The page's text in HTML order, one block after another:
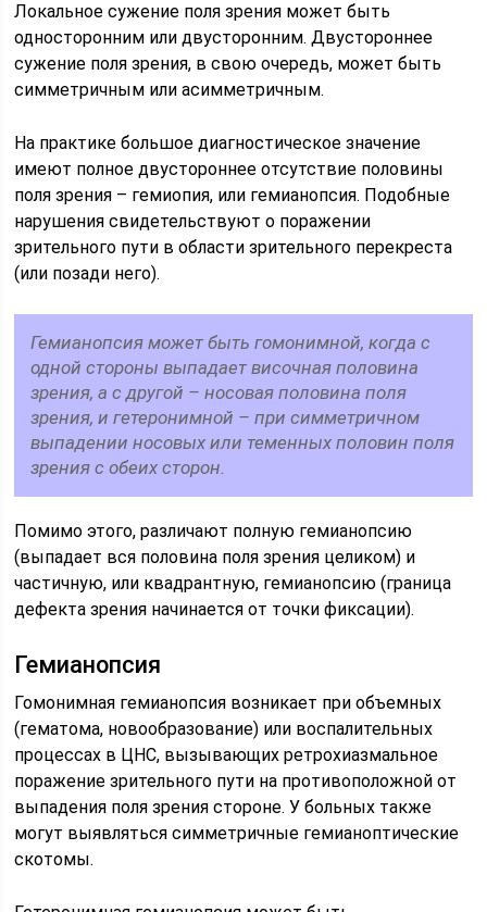
Локальное сужение поля зрения может быть
односторонним или двусторонним. Двустороннее
сужение поля зрения, в свою очередь, может быть
симметричным или асимметричным.
На практике большое диагностическое значение
имеют полное двустороннее отсутствие половины
поля зрения – гемиопия, или гемианопсия. Подобные
нарушения свидетельствуют о поражении
зрительного пути в области зрительного перекреста
(или позади него).
Гемианопсия может быть гомонимной, когда с
одной стороны выпадает височная половина
зрения, а с другой – носовая половина поля
зрения, и гетеронимной – при симметричном
выпадении носовых или теменных половин поля
зрения с обеих сторон.
Помимо этого, различают полную гемианопсию
(выпадает вся половина поля зрения целиком) и
частичную, или квадрантную, гемианопсию (граница
дефекта зрения начинается от точки фиксации).
Гемианопсия
Гомонимная гемианопсия возникает при объемных
(гематома, новообразование) или воспалительных
процессах в ЦНС, вызывающих ретрохиазмальное
поражение зрительного пути на противоположной от
выпадения поля зрения стороне. У больных также
могут выявляться симметричные гемианоптические
скотомы.